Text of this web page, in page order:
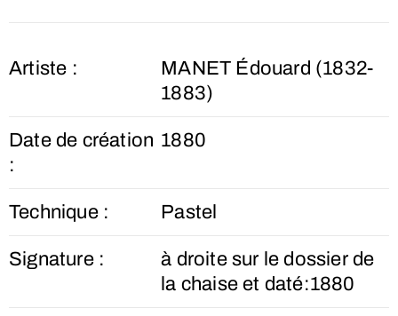
Artiste :
MANET Édouard (1832-
1883)
Date de création
:
1880
Technique : Pastel
Signature :
à droite sur le dossier de
la chaise et daté:1880